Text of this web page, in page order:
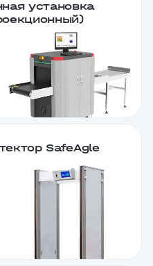
установка
SafeAgle